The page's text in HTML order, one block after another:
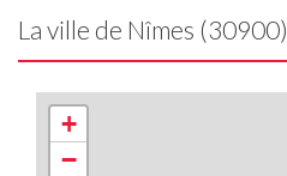
La ville de Nîmes (30900)
+
−